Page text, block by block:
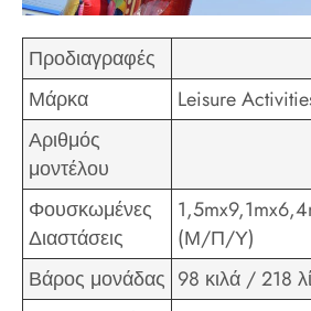
Προδιαγραφές
Μάρκα
Leisure
Αριθμός
μοντέλου
Φουσκωμένες
Διαστάσεις
(Μ/Π/Υ)
Βάρος μονάδας 98 κιλά / 218